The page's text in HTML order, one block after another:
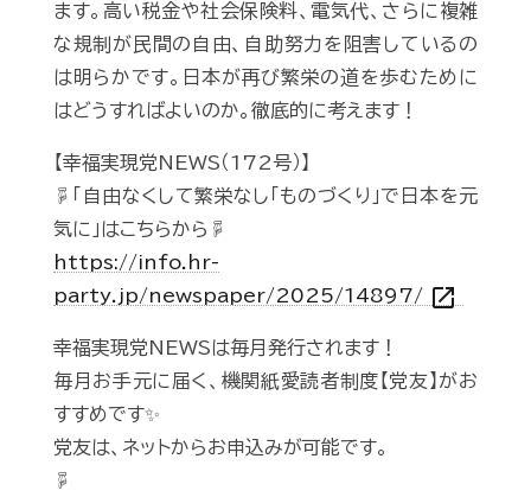
ます。高い税金や社会保険料、電気代、さらに複雑
な規制が民間の自由、自助努力を阻害しているの
は明らかです。日本が再び繁栄の道を歩むために
はどうすればよいのか。徹底的に考えます！
【幸福実現党NEWS（172号）】
☟「自由なくして繁栄なし「ものづくり」で日本を元
気に」はこちらから☟
https://info.hr-
party.jp/newspaper/2025/14897/ open_in_new
幸福実現党NEWSは毎月発行されます！
毎月お手元に届く、機関紙愛読者制度【党友】がお
すすめです✨
党友は、ネットからお申込みが可能です。
☟